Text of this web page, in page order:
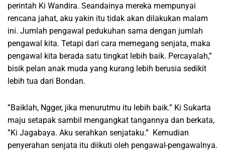
perintah Ki Wandira. Seandainya mereka mempunyai
rencana jahat, aku yakin itu tidak akan dilakukan malam
ini. Jumlah pengawal pedukuhan sama dengan jumlah
pengawal kita. Tetapi dari cara memegang senjata, maka
pengawal kita berada satu tingkat lebih baik. Percayalah,”
bisik pelan anak muda yang kurang lebih berusia sedikit
lebih tua dari Bondan.
”Baiklah, Ngger, jika menurutmu itu lebih baik.” Ki Sukarta
maju setapak sambil mengangkat tangannya dan berkata,
”Ki Jagabaya. Aku serahkan senjataku.” Kemudian
penyerahan senjata itu diikuti oleh pengawal-pengawalnya.